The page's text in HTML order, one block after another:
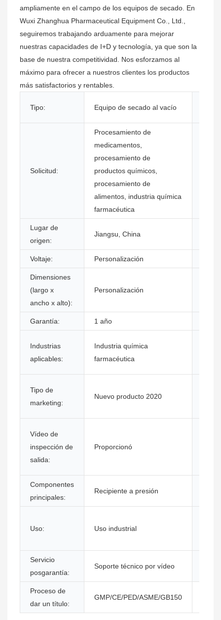
ampliamente en el campo de los equipos de secado. En
Wuxi Zhanghua Pharmaceutical Equipment Co., Ltd.,
seguiremos trabajando arduamente para mejorar
nuestras capacidades de I+D y tecnología, ya que son la
base de nuestra competitividad. Nos esforzamos al
máximo para ofrecer a nuestros clientes los productos
más satisfactorios y rentables.
Tipo: Equipo de secado al vacío
Solicitud:
Procesamiento de
medicamentos,
procesamiento de
productos químicos,
procesamiento de
alimentos, industria química
farmacéutica
Lugar de
origen:
Jiangsu, China
Voltaje: Personalización
Dimensiones
(largo x
ancho x alto):
Personalización
Garantía: 1 año
Industrias
aplicables:
Industria química
farmacéutica
Tipo de
marketing:
Nuevo producto 2020
Vídeo de
inspección de
salida:
Proporcionó
Componentes
principales:
Recipiente a presión
Uso: Uso industrial
Servicio
posgarantía:
Soporte técnico por vídeo
Proceso de
dar un título:
GMP/CE/PED/ASME/GB150